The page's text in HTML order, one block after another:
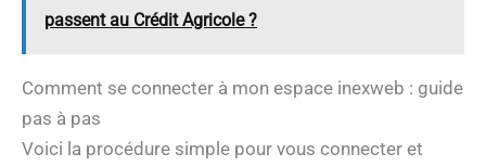
passent au Crédit Agricole ?
Comment se connecter à mon espace inexweb : guide
pas à pas
Voici la procédure simple pour vous connecter et